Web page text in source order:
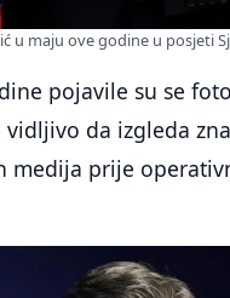
u maju ove godine u posjeti
pojavile su se
vidljivo da izgleda
medija prije